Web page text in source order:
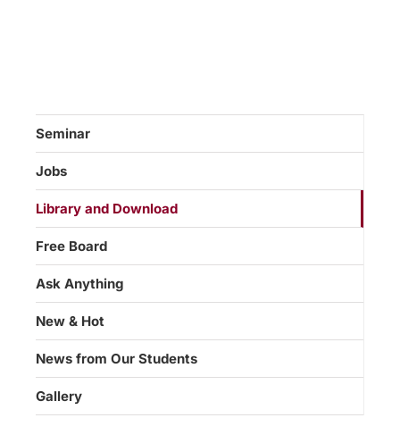
Seminar
Jobs
Library and Download
Free Board
Ask Anything
New & Hot
News from Our Students
Gallery